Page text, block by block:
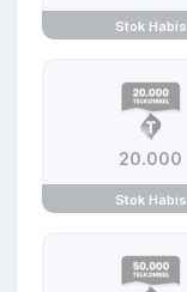
Stok Habis
20.000
Stok Habis